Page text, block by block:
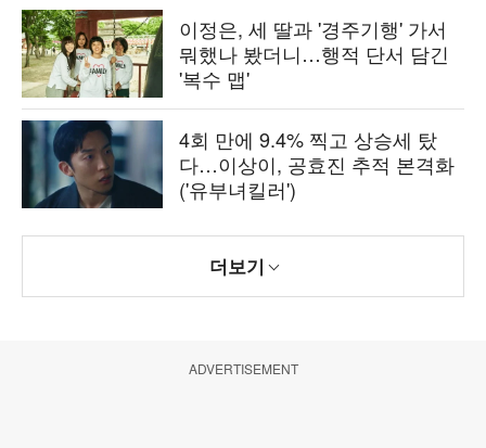
이정은, 세 딸과 '경주기행' 가서
뭐했나 봤더니…행적 단서 담긴
'복수 맵'
4회 만에 9.4% 찍고 상승세 탔
다…이상이, 공효진 추적 본격화
('유부녀킬러')
더보기
ADVERTISEMENT